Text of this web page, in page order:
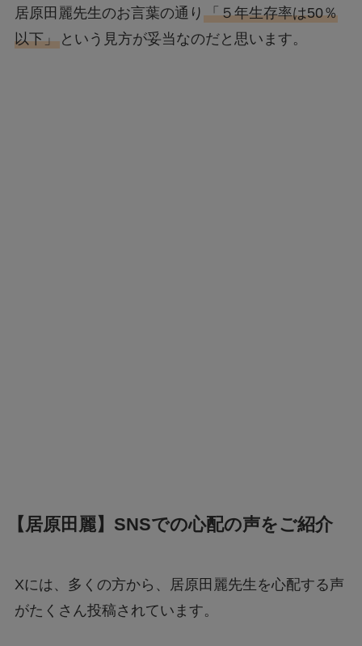
居原田麗先生のお言葉の通り 「５年生存率は50％
以下」という見方が妥当なのだと思います。
【居原田麗】SNSでの心配の声をご紹介
Xには、多くの方から、居原田麗先生を心配する声
がたくさん投稿されています。